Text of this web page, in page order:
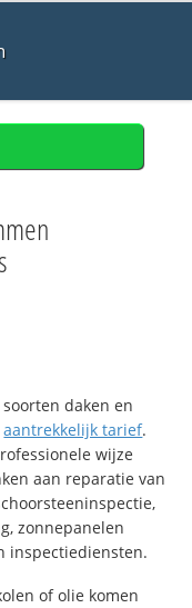
daken en
aantrekkelijk tarief.
wijze
aan reparatie van
zonnepanelen
inspectiediensten.
of olie komen